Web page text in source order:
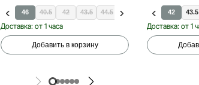
46 40.5 42 43.5 44.5 47.5 48.5
Доставка: от 1 часа
Добавить в корзину
42 43.5
Доставка: от 1